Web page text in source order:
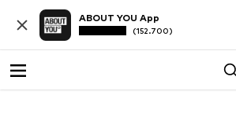
ABOUT YOU App
(152.700)